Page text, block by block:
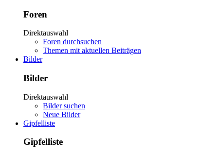
Foren
Direktauswahl
Foren durchsuchen
Themen mit aktuellen Beiträgen
Bilder
Bilder
Direktauswahl
Bilder suchen
Neue Bilder
Gipfelliste
Gipfelliste